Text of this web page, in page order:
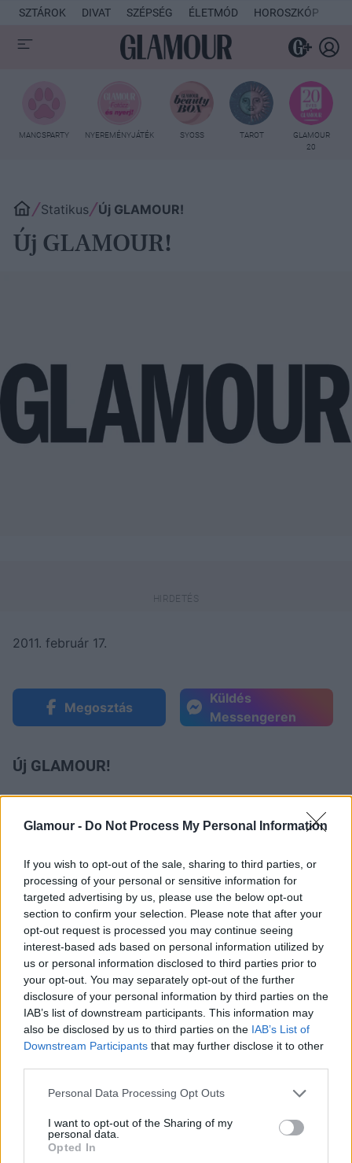
Glamour - Do Not Process My Personal Information
If you wish to opt-out of the sale, sharing to third parties, or
processing of your personal or sensitive information for
targeted advertising by us, please use the below opt-out
section to confirm your selection. Please note that after your
opt-out request is processed you may continue seeing
interest-based ads based on personal information utilized by
us or personal information disclosed to third parties prior to
your opt-out. You may separately opt-out of the further
disclosure of your personal information by third parties on the
IAB’s list of downstream participants. This information may
also be disclosed by us to third parties on the IAB’s List of
Downstream Participants that may further disclose it to other
Please note that this website/app uses one or more Google
not limited to your visit or usage behaviour. You may click to
grant or deny consent to Google and its third-party tags to
use your data for below specified purposes in below Google
Personal Data Processing Opt Outs
I want to opt-out of the Sharing of my
personal data.
Opted In
SZTÁROK DIVAT SZÉPSÉG ÉLETMÓD HOROSZKÓP
MANCSPARTY NYEREMÉNYJÁTÉK SYOSS TAROT
GLAMOUR
20
Statikus Új GLAMOUR!
Új GLAMOUR!
2011. február 17.
Megosztás
Küldés
Messengeren
Új GLAMOUR!
Megosztás
Küldés
Messengeren
Itt állíthatod be, hogy a Google
keresőben könnyebben megtaláld a
glamour.hu cikkeit